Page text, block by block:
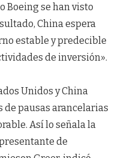
Boeing se han visto
China espera
estable y predecible
de inversión».
Unidos y China
de pausas arancelarias
Así lo señala la
de